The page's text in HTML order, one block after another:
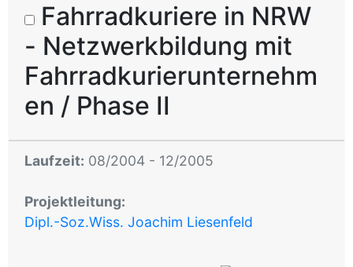
Fahrradkuriere in NRW
- Netzwerkbildung mit
Fahrradkurierunternehm
en / Phase II
Laufzeit: 08/2004 - 12/2005
Projektleitung:
Dipl.-Soz.Wiss. Joachim Liesenfeld